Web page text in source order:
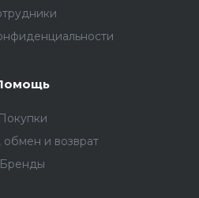
Покупки
обмен и возврат
Бренды